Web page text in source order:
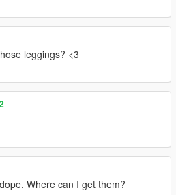
leggings? <3
Where can I get them?